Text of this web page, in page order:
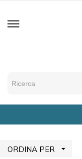
ORDINA PER 